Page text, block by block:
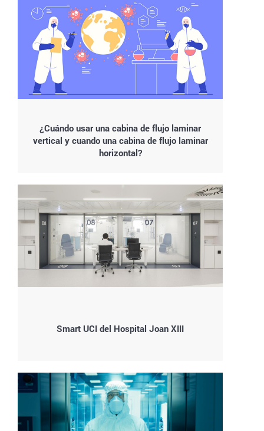
¿Cuándo usar una cabina de flujo laminar
vertical y cuando una cabina de flujo laminar
horizontal?
Smart UCI del Hospital Joan XIII